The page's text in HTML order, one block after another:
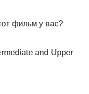
фильм у вас?
and Upper